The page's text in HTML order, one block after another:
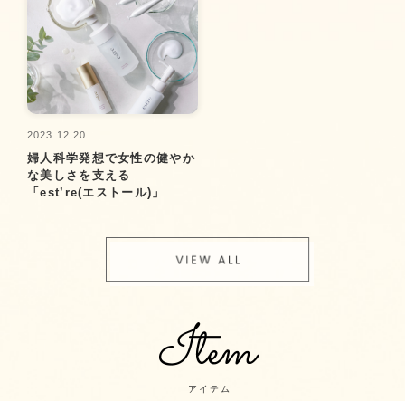
2023.12.20
婦人科学発想で女性の健やか
な美しさを支える
「est’re(エストール)」
アイテム